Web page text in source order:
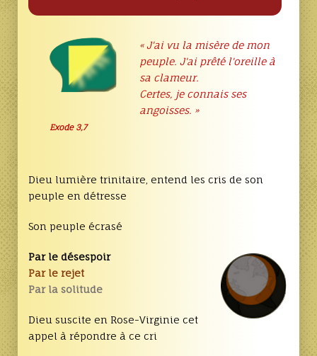
« J'ai vu la misère de mon
peuple. J'ai prêté l'oreille à
sa clameur.
Certes, je connais ses
angoisses. »
Exode 3,7
Dieu lumière trinitaire, entend les cris de son
peuple en détresse
Son peuple écrasé
Par le désespoir
Par le rejet
Par la solitude
Dieu suscite en Rose-Virginie cet
appel à répondre à ce cri